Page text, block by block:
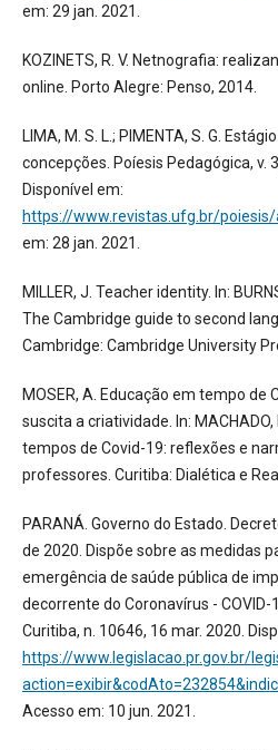
em: 29 jan. 2021.
KOZINETS, R. V. Netnografia:
online. Porto Alegre: Penso, 2014.
LIMA, M. S. L.; PIMENTA, S. G.
concepções. Poíesis Pedagógica, v.
Disponível em:
https://www.revistas.ufg.br/
em: 28 jan. 2021.
MILLER, J. Teacher identity. In:
The Cambridge guide to second
Cambridge: Cambridge University
MOSER, A. Educação em tempo de
suscita a criatividade. In: MACHADO,
tempos de Covid-19: reflexões e
professores. Curitiba: Dialética e
PARANÁ. Governo do Estado.
de 2020. Dispõe sobre as medidas
emergência de saúde pública de
decorrente do Coronavírus - COVID-
Curitiba, n. 10646, 16 mar. 2020.
https://www.legislacao.pr.gov.br/
Acesso em: 10 jun. 2021.